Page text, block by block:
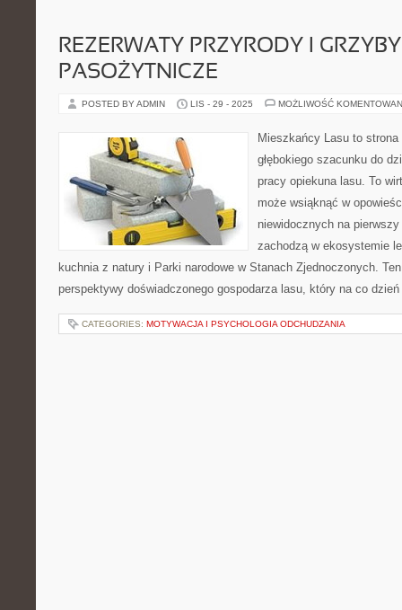
REZERWATY PRZYRODY I GRZYBY
PASOŻYTNICZE
POSTED BY ADMIN LIS - 29 - 2025 MOŻLIWOŚĆ
Mieszkańcy Lasu to
głębokiego szacunku do
pracy opiekuna lasu. To
może wsiąknąć w
niewidocznych na
zachodzą w ekosystemie
kuchnia z natury i Parki narodowe w Stanach Zjednoczonych.
perspektywy doświadczonego gospodarza lasu, który na co
CATEGORIES: MOTYWACJA I PSYCHOLOGIA ODCHUDZANIA